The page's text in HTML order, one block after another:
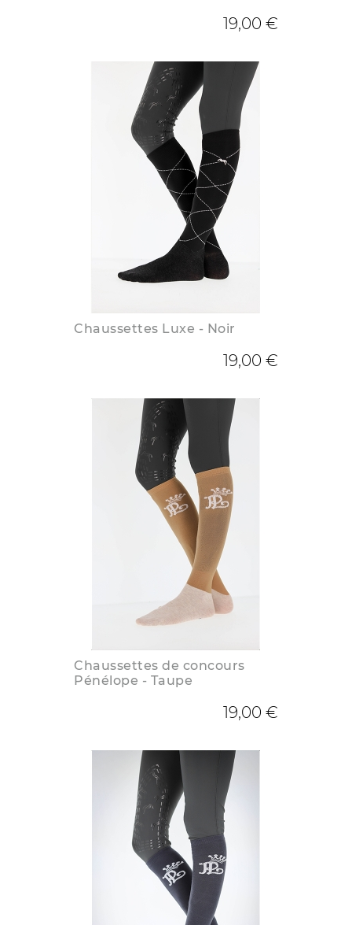
19,00 €
Chaussettes Luxe - Noir
19,00 €
Chaussettes de concours
Pénélope - Taupe
19,00 €